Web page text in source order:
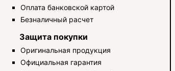
Оплата банковской картой
Безналичный расчет
Защита покупки
Оригинальная продукция
Официальная гарантия